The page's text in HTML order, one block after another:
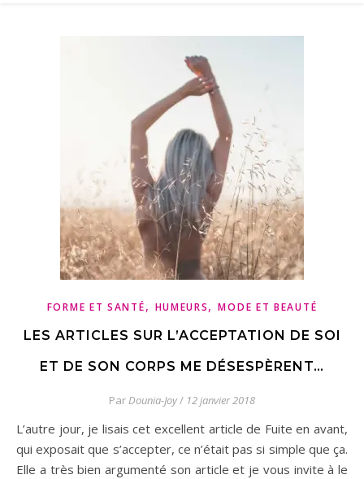
FORME ET SANTÉ, HUMEURS,MODE ET BEAUTÉ
LES ARTICLES SUR L’ACCEPTATION DE SOI
ET DE SON CORPS ME DÉSESPÈRENT…
ParDounia-Joy/ 12 janvier 2018
L’autre jour, je lisais cet excellent article de Fuite en avant,
qui exposait que s’accepter, ce n’était pas si simple que ça.
Elle a très bien argumenté son article et je vous invite à le